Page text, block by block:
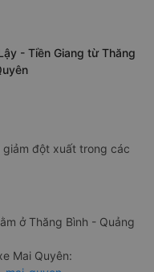
- Tiền Giang từ Thăng
giảm đột xuất trong các
ở Thăng Bình - Quảng
Mai Quyên: